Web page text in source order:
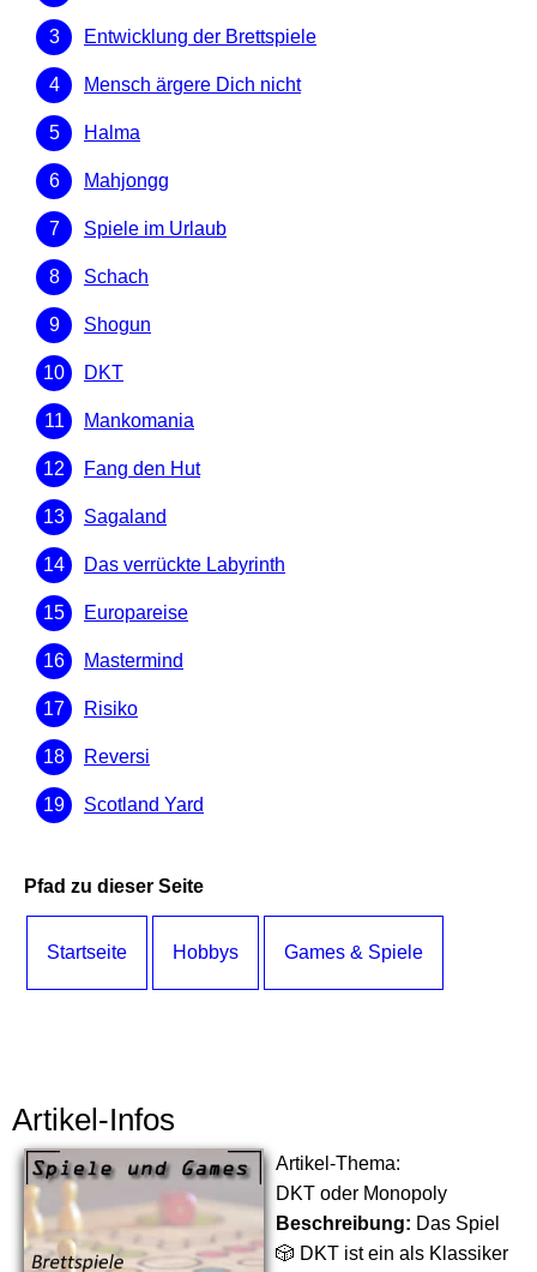
Entwicklung der Brettspiele
Mensch ärgere Dich nicht
Halma
Mahjongg
Spiele im Urlaub
Schach
Shogun
DKT
Mankomania
Fang den Hut
Sagaland
Das verrückte Labyrinth
Europareise
Mastermind
Risiko
Reversi
Scotland Yard
Pfad zu dieser Seite
Startseite Hobbys Games & Spiele
Artikel-Infos
Artikel-Thema:
DKT oder Monopoly
Beschreibung: Das Spiel
🎲 DKT ist ein als Klassiker